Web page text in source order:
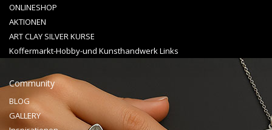
ONLINESHOP
AKTIONEN
ART CLAY SILVER KURSE
Koffermarkt-Hobby-und Kunsthandwerk Links
Community
BLOG
GALLERY